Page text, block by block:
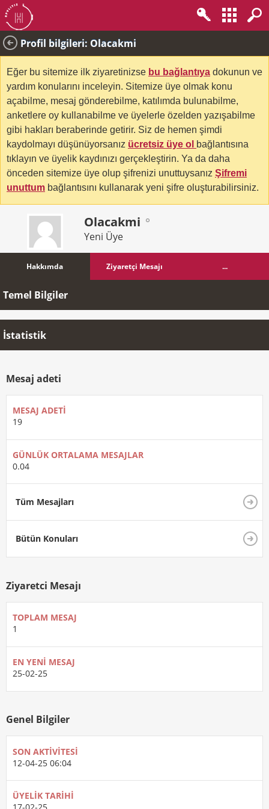
Profil bilgileri: Olacakmi
Eğer bu sitemize ilk ziyaretinizse bu bağlantıya dokunun ve
yardım konularını inceleyin. Sitemize üye olmak konu
açabilme, mesaj gönderebilme, katılımda bulunabilme,
anketlere oy kullanabilme ve üyelerle özelden yazışabilme
gibi hakları beraberinde getirir. Siz de hemen şimdi
kaydolmayı düşünüyorsanız ücretsiz üye ol bağlantısına
tıklayın ve üyelik kaydınızı gerçekleştirin. Ya da daha
önceden sitemize üye olup şifrenizi unuttuysanız Şifremi
unuttum bağlantısını kullanarak yeni şifre oluşturabilirsiniz.
Olacakmi
Yeni Üye
Hakkımda Ziyaretçi Mesajı ...
Temel Bilgiler
İstatistik
Mesaj adeti
MESAJ ADETI
19
GÜNLÜK ORTALAMA MESAJLAR
0.04
Tüm Mesajları
Bütün Konuları
Ziyaretci Mesajı
TOPLAM MESAJ
1
EN YENI MESAJ
25-02-25
Genel Bilgiler
SON AKTIVITESI
12-04-25 06:04
ÜYELIK TARIHI